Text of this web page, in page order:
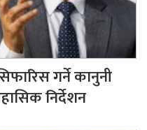
गर्ने कानुनी
निर्देशन